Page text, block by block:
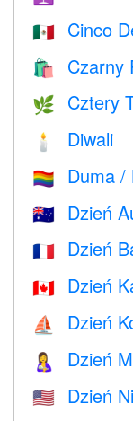
🇲🇽 Cinco
🛍 Czarny
🌿 Cztery
🕯 Diwali
🏳️‍🌈 Duma /
🇦🇺 Dzień
🇫🇷 Dzień
🇨🇦 Dzień
⛵️ Dzień
🤱 Dzień
🇺🇸 Dzień